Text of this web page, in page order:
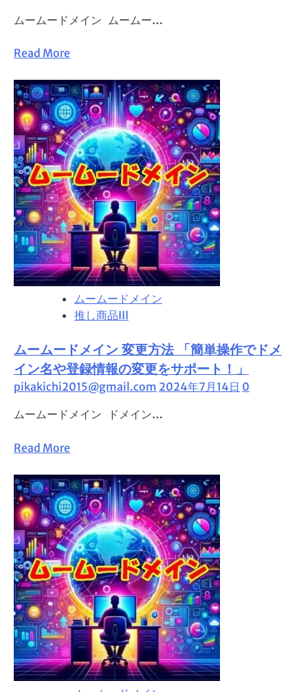
に
ム
ム
ー
ド
メ
イ
ン
で
は、
そ
ん
な
あ
な
た
の
意
を
全
で
ポ
ト
ムームードメイン ムームー…
Read MoreRead
about
簡
単
操
作
で
ネ
ー
ム
サ
ー
バ
ー
を
変
ム
ー
ム
ド
イ
で
安
心
の
ド
メ
イ
ン
管
理
ムームードメイン
推し商品III
ムームードメイン 変更方法 「簡単操作でドメ
イン名や登録情報の変更をサポート！」
pikakichi2015@gmail.com 2024年7月14日 0
ムームードメイン ドメイン…
Read MoreRead
about
ム
ー
ム
ー
ド
メ
イ
ン
変
更
方
法